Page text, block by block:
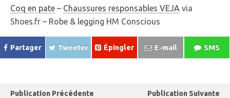
Coq en pate – Chaussures responsables VEJA via
Shoes.fr – Robe & legging HM Conscious
Partager Tweeter Épingler E-mail SMS
Publication Précédente
Publication Suivante